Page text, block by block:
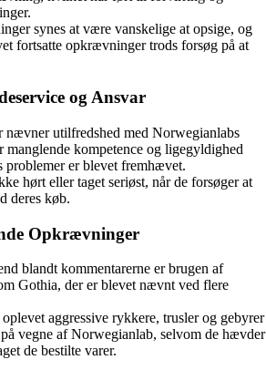
synes at være vanskelige at opsige, og
fortsatte opkrævninger trods forsøg på at
og Ansvar
nævner utilfredshed med Norwegianlabs
manglende kompetence og ligegyldighed
problemer er blevet fremhævet.
hørt eller taget seriøst, når de forsøger at
deres køb.
Opkrævninger
blandt kommentarerne er brugen af
Gothia, der er blevet nævnt ved flere
aggressive rykkere, trusler og gebyrer
vegne af Norwegianlab, selvom de hævder
de bestilte varer.